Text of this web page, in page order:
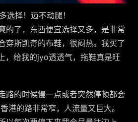
选择！迈不动腿！
的了，东西便宜选择又多，是非常
穿斯凯奇的布鞋，很闷热。我买了
，给我的jyo透透气，拖鞋真是旺
路的时候慢一点或者突然停顿都会
港的路非常窄，人流量又巨大。